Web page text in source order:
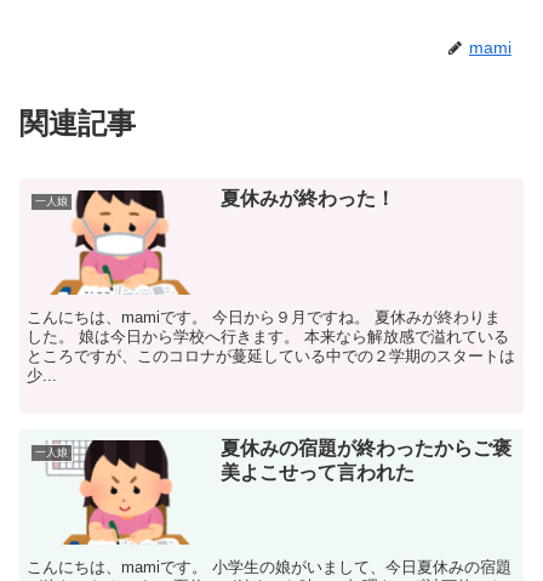
mami
関連記事
一人娘 夏休みが終わった！
こんにちは、mamiです。 今日から９月ですね。 夏休みが終わりま
した。 娘は今日から学校へ行きます。 本来なら解放感で溢れている
ところですが、このコロナが蔓延している中での２学期のスタートは
少...
一人娘
夏休みの宿題が終わったからご褒
美よこせって言われた
こんにちは、mamiです。 小学生の娘がいまして、今日夏休みの宿題